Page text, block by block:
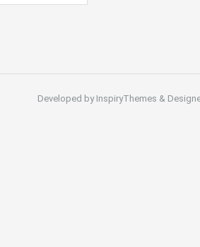
Developed by InspiryThemes &